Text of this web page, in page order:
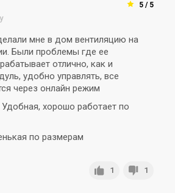
5 / 5
мне в дом вентиляцию на
Были проблемы где ее
отлично, как и
удобно управлять, все
через онлайн режим
хорошо работает по
по размерам
1 1